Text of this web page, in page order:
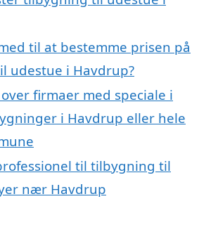
til at bestemme prisen på
udestue i Havdrup?
firmaer med speciale i
i Havdrup eller hele
til tilbygning til
nær Havdrup